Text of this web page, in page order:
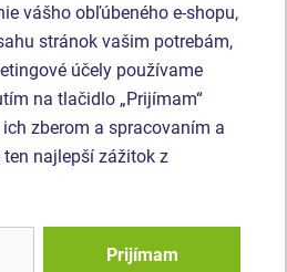
z materiálu HERKULES (16 mm
oceľovým jadrom).
je pozinkovaný alebo nerezový.
tovar
Reťazová dvojhojdačka
so šmýkačkou
vášho obľúbeného e-shopu,
stránok vašim potrebám,
účely používame
na tlačidlo „Prijímam“
zberom a spracovaním a
najlepší zážitok z
Prijímam